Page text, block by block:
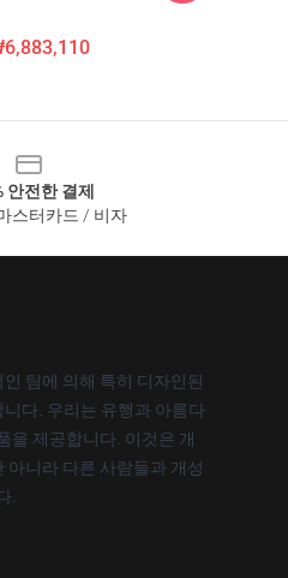
안전한 결제
스터카드 / 비자
팀에 의해 특히 디자인된
다. 우리는 유행과 아름다
을 제공합니다. 이것은 개
아니라 다른 사람들과 개성
.